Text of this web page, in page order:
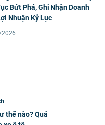
Bứt Phá, Ghi Nhận Doanh
Nhuận Kỷ Lục
thế nào? Quá